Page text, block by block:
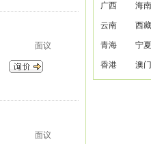
面议
面议
广西 海南
云南 西藏
青海 宁夏
香港 澳门